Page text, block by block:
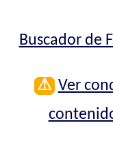
Buscador de
⚠ Ver